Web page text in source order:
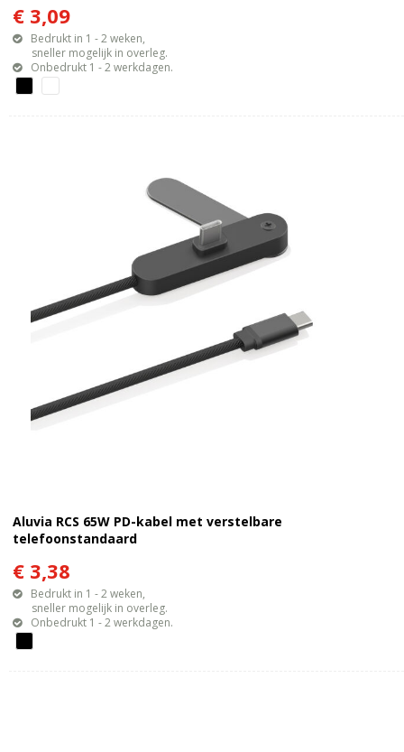
€ 3,09
Bedrukt in 1 - 2 weken,
sneller mogelijk in overleg.
Onbedrukt 1 - 2 werkdagen.
Aluvia RCS 65W PD-kabel met verstelbare
telefoonstandaard
€ 3,38
Bedrukt in 1 - 2 weken,
sneller mogelijk in overleg.
Onbedrukt 1 - 2 werkdagen.